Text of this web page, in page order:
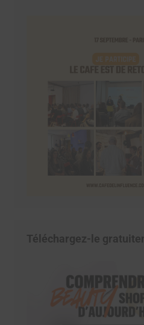
Téléchargez-le